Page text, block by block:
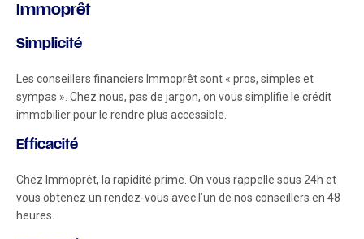
Immoprêt
Simplicité
Les conseillers financiers Immoprêt sont « pros, simples et
sympas ». Chez nous, pas de jargon, on vous simplifie le crédit
immobilier pour le rendre plus accessible.
Efficacité
Chez Immoprêt, la rapidité prime. On vous rappelle sous 24h et
vous obtenez un rendez-vous avec l’un de nos conseillers en 48
heures.